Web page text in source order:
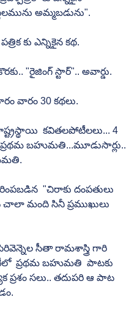
అమ్మబడును".
కు ఎన్నికైన కథ.
"రైజింగ్ స్టార్".. అవార్డు.
వారం 30 కథలు.
కవితలపోటీలలు... 4
బహుమతి...మూడుసార్లు..
"చిరాకు దంపతులు
చాలా మంది సినీ ప్రముఖులు
సీతా రామశాస్త్రి గారి
ప్రథమ బహుమతి  పాటకు
ప్రశం సలు.. తదుపరి ఆ పాట